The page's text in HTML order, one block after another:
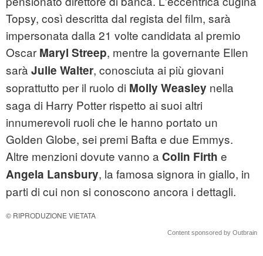
Topsy, così descritta dal regista del film, sarà
impersonata dalla 21 volte candidata al premio
Oscar Maryl Streep, mentre la governante Ellen
sarà Julie Walter, conosciuta ai più giovani
soprattutto per il ruolo di Molly Weasley nella
saga di Harry Potter rispetto ai suoi altri
innumerevoli ruoli che le hanno portato un
Golden Globe, sei premi Bafta e due Emmys.
Altre menzioni dovute vanno a Colin Firth e
Angela Lansbury, la famosa signora in giallo, in
parti di cui non si conoscono ancora i dettagli.
© RIPRODUZIONE VIETATA
Content sponsored by Outbrain